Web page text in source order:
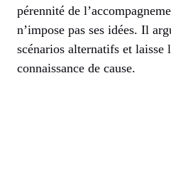
pérennité de
n’impose pas ses idées. Il
scénarios alternatifs et
connaissance de cause.